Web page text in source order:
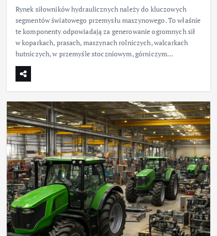
Rynek siłowników hydraulicznych należy do kluczowych
segmentów światowego przemysłu maszynowego. To właśnie
te komponenty odpowiadają za generowanie ogromnych sił
w koparkach, prasach, maszynach rolniczych, walcarkach
hutniczych, w przemyśle stoczniowym, górniczym…